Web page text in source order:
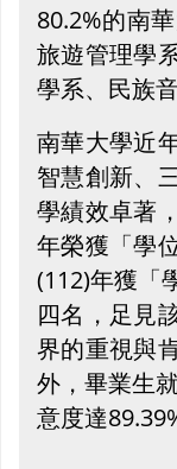
80.2%的南
旅遊管理學
學系、民族
南華大學近
智慧創新、
學績效卓著
年榮獲「學
(112)年獲「
四名，足見
界的重視與
外，畢業生
意度達